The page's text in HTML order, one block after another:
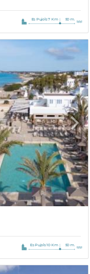
Es Pujols 7 Km 50 m.
Next
Es Pujols 10 Km 50 m.